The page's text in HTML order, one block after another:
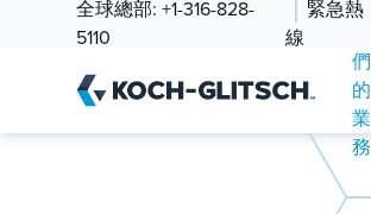
全球總部: +1-316-828-
5110
緊急熱
線
們
的
業
務